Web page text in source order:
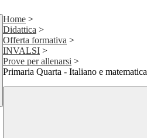
Home >
Didattica >
Offerta formativa >
INVALSI >
Prove per allenarsi >
Primaria Quarta - Italiano e matematica